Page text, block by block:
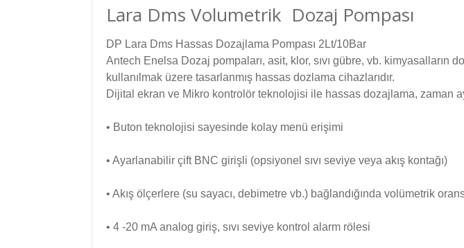
Lara Dms Volumetrik Dozaj Pompası
DP Lara Dms Hassas Dozajlama Pompası 2Lt/10Bar
Antech Enelsa Dozaj pompaları, asit, klor, sıvı gübre, vb.
kullanılmak üzere tasarlanmış hassas dozlama cihazlarıdır.
Dijital ekran ve Mikro kontrolör teknolojisi ile hassas dozajlama, zaman
• Buton teknolojisi sayesinde kolay menü erişimi
• Ayarlanabilir çift BNC girişli (opsiyonel sıvı seviye veya akış kontağı)
• Akış ölçerlere (su sayacı, debimetre vb.) bağlandığında volümetrik
• 4 -20 mA analog giriş, sıvı seviye kontrol alarm rölesi